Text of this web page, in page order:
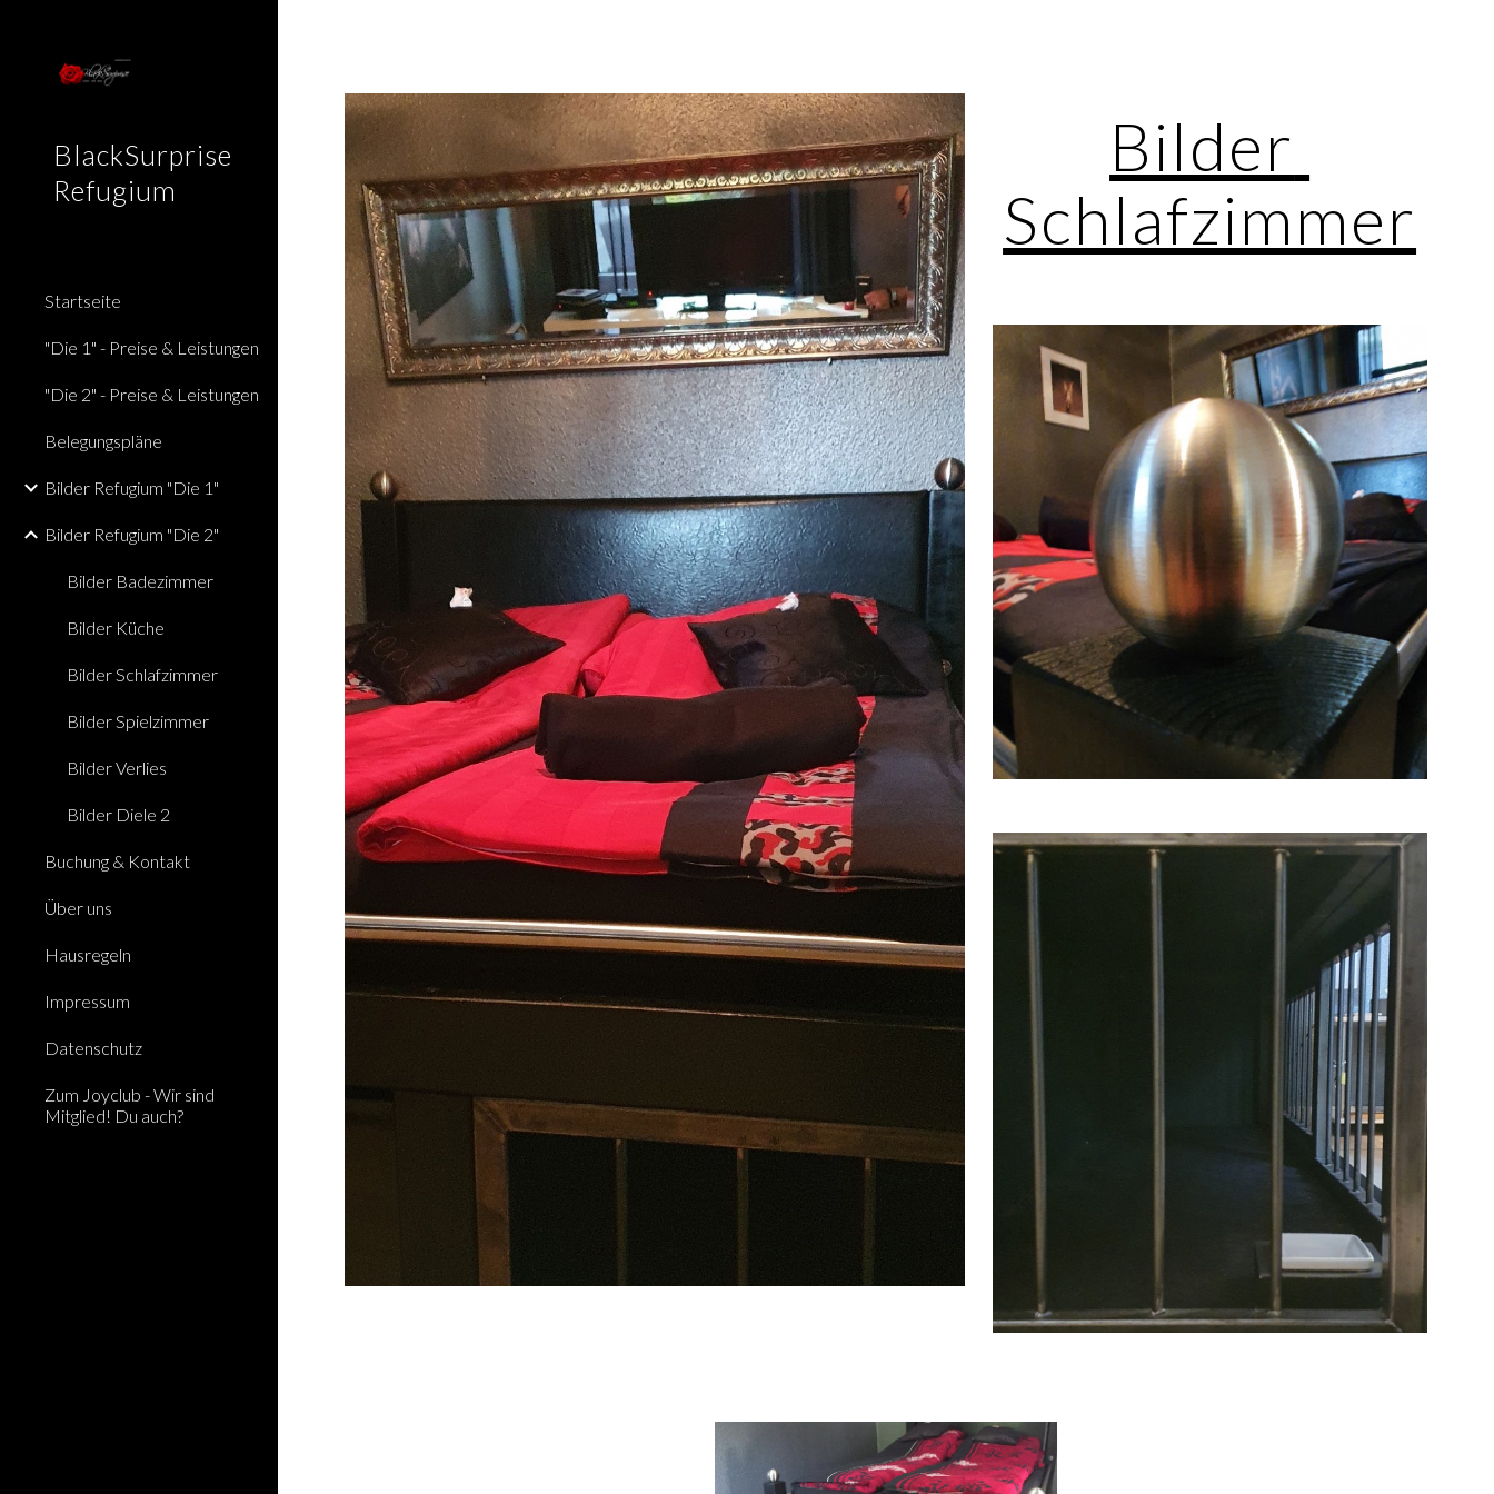
BlackSurprise
Refugium
Startseite
"Die 1" - Preise & Leistungen
"Die 2" - Preise & Leistungen
Belegungspläne
Bilder Refugium "Die 1"
Bilder Refugium "Die 2"
Bilder Badezimmer
Bilder Küche
Bilder Schlafzimmer
Bilder Spielzimmer
Bilder Verlies
Bilder Diele 2
Buchung & Kontakt
Über uns
Hausregeln
Impressum
Datenschutz
Zum Joyclub - Wir sind
Mitglied! Du auch?
Bilder
Schlafzimmer